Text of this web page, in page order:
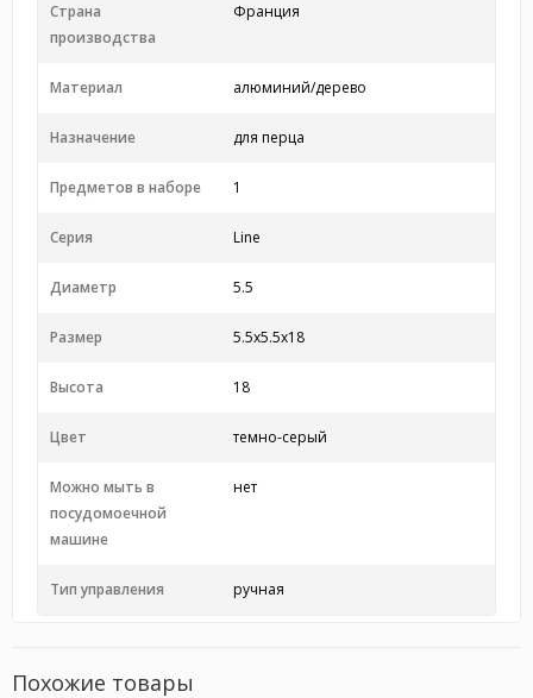
Страна
производства
Франция
Материал алюминий/дерево
Назначение для перца
Предметов в наборе 1
Серия Line
Диаметр 5.5
Размер 5.5x5.5x18
Высота 18
Цвет темно-серый
Можно мыть в
посудомоечной
машине
нет
Тип управления ручная
Похожие товары